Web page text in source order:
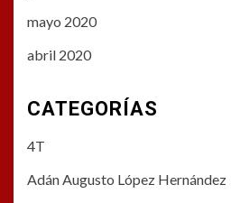
mayo 2020
abril 2020
CATEGORÍAS
4T
Adán Augusto López Hernández